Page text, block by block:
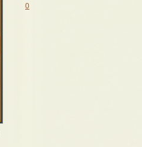
0